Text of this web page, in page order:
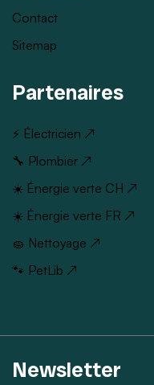
Contact
Sitemap
Partenaires
⚡ Électricien ↗
🔧 Plombier ↗
☀️ Énergie verte CH ↗
☀️ Énergie verte FR ↗
🧽 Nettoyage ↗
🐾 PetLib ↗
Newsletter